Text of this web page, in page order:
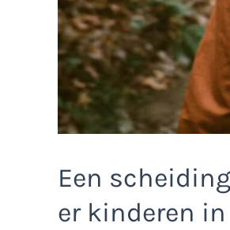
Een
er kinderen